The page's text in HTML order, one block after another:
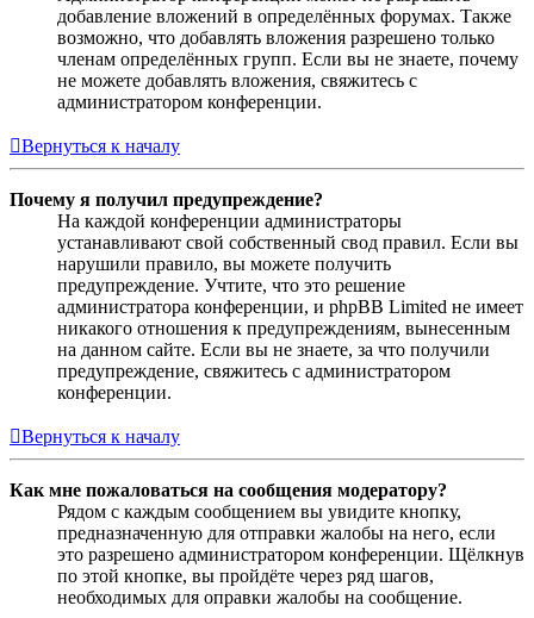
добавление вложений в определённых форумах. Также
возможно, что добавлять вложения разрешено только
членам определённых групп. Если вы не знаете, почему
не можете добавлять вложения, свяжитесь с
администратором конференции.
Вернуться к началу
Почему я получил предупреждение?
На каждой конференции администраторы
устанавливают свой собственный свод правил. Если вы
нарушили правило, вы можете получить
предупреждение. Учтите, что это решение
администратора конференции, и phpBB Limited не имеет
никакого отношения к предупреждениям, вынесенным
на данном сайте. Если вы не знаете, за что получили
предупреждение, свяжитесь с администратором
конференции.
Вернуться к началу
Как мне пожаловаться на сообщения модератору?
Рядом с каждым сообщением вы увидите кнопку,
предназначенную для отправки жалобы на него, если
это разрешено администратором конференции. Щёлкнув
по этой кнопке, вы пройдёте через ряд шагов,
необходимых для оправки жалобы на сообщение.